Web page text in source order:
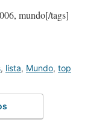
mundo[/tags]
, lista, Mundo, top